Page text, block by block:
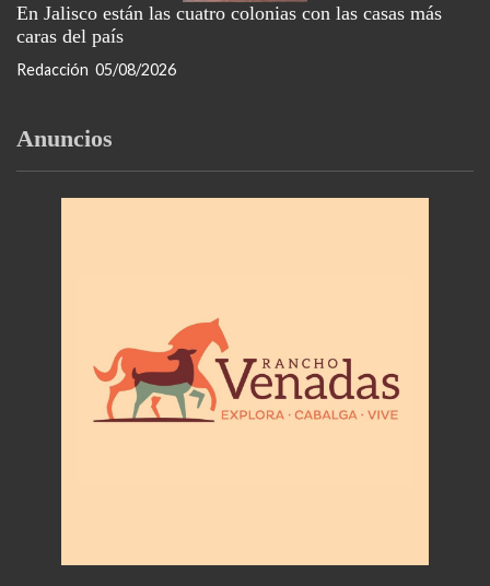
En Jalisco están las cuatro colonias con las casas más
caras del país
Redacción 05/08/2026
Anuncios